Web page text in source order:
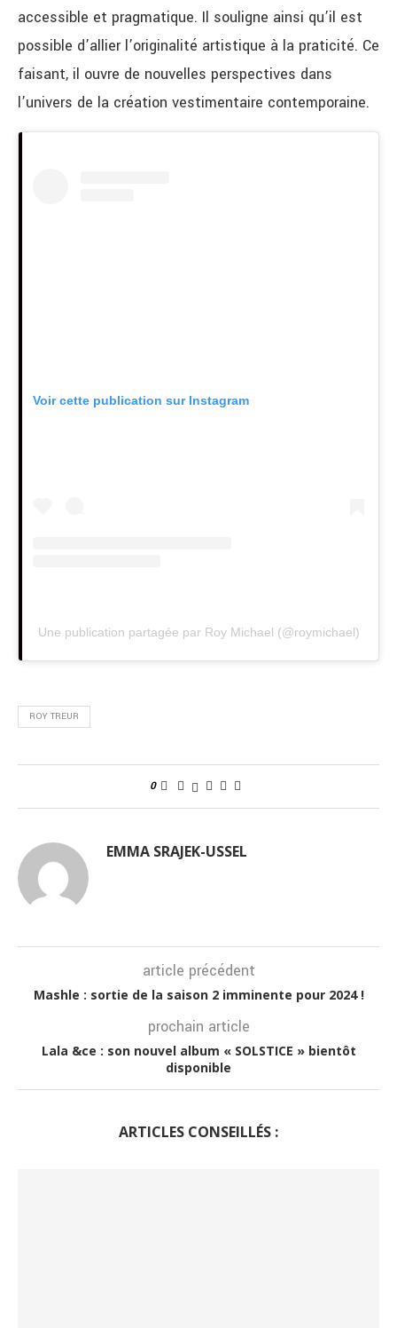
accessible et pragmatique. Il souligne ainsi qu’il est
possible d’allier l’originalité artistique à la praticité. Ce
faisant, il ouvre de nouvelles perspectives dans
l’univers de la création vestimentaire contemporaine.
Voir cette publication sur Instagram
Une publication partagée par Roy Michael (@roymichael)
ROY TREUR
0
EMMA SRAJEK-USSEL
article précédent
Mashle : sortie de la saison 2 imminente pour 2024 !
prochain article
Lala &ce : son nouvel album « SOLSTICE » bientôt
disponible
ARTICLES CONSEILLÉS :